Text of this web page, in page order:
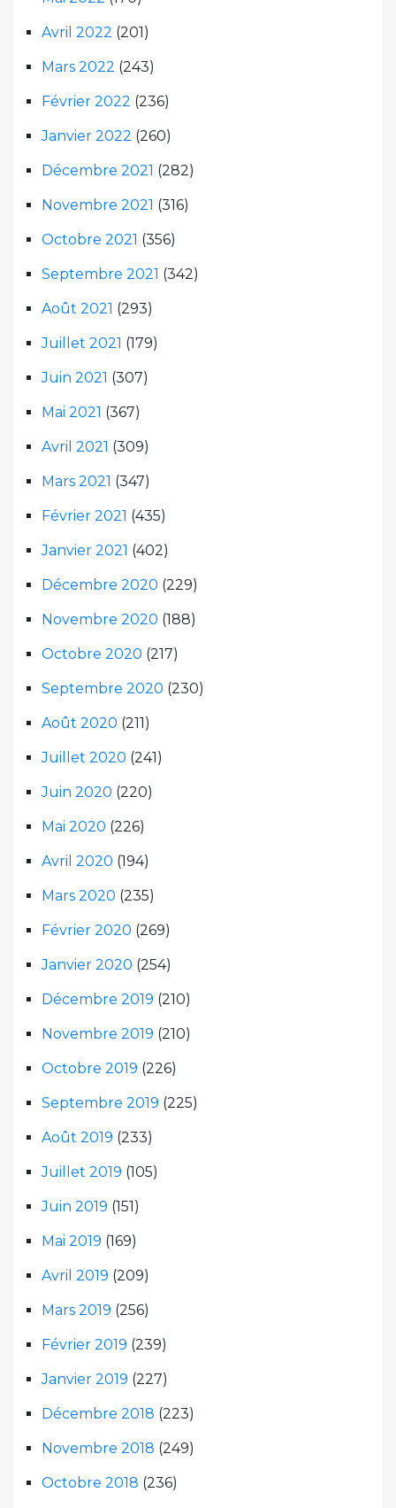
Avril 2022 (201)
Mars 2022 (243)
Février 2022 (236)
Janvier 2022 (260)
Décembre 2021 (282)
Novembre 2021 (316)
Octobre 2021 (356)
Septembre 2021 (342)
Août 2021 (293)
Juillet 2021 (179)
Juin 2021 (307)
Mai 2021 (367)
Avril 2021 (309)
Mars 2021 (347)
Février 2021 (435)
Janvier 2021 (402)
Décembre 2020 (229)
Novembre 2020 (188)
Octobre 2020 (217)
Septembre 2020 (230)
Août 2020 (211)
Juillet 2020 (241)
Juin 2020 (220)
Mai 2020 (226)
Avril 2020 (194)
Mars 2020 (235)
Février 2020 (269)
Janvier 2020 (254)
Décembre 2019 (210)
Novembre 2019 (210)
Octobre 2019 (226)
Septembre 2019 (225)
Août 2019 (233)
Juillet 2019 (105)
Juin 2019 (151)
Mai 2019 (169)
Avril 2019 (209)
Mars 2019 (256)
Février 2019 (239)
Janvier 2019 (227)
Décembre 2018 (223)
Novembre 2018 (249)
Octobre 2018 (236)